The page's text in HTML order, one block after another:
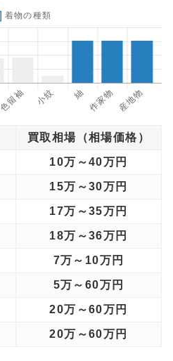
買取相場（相場価格）
10万～40万円
15万～30万円
17万～35万円
18万～36万円
7万～10万円
5万～60万円
20万～60万円
20万～60万円